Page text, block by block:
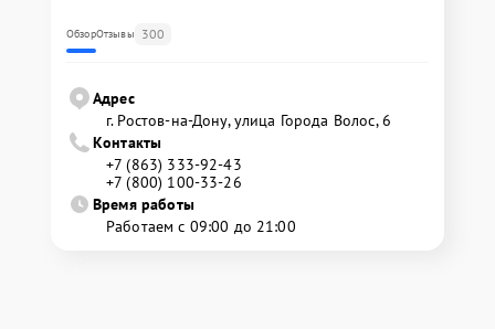
ОбзорОтзывы 300
Адрес
г. Ростов-на-Дону, улица Города Волос, 6
Контакты
+7 (863) 333-92-43
+7 (800) 100-33-26
Время работы
Работаем с 09:00 до 21:00